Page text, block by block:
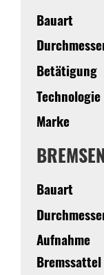
Bauart
Betätigung
Technologie
Marke
Bauart
Aufnahme
Bremssattel